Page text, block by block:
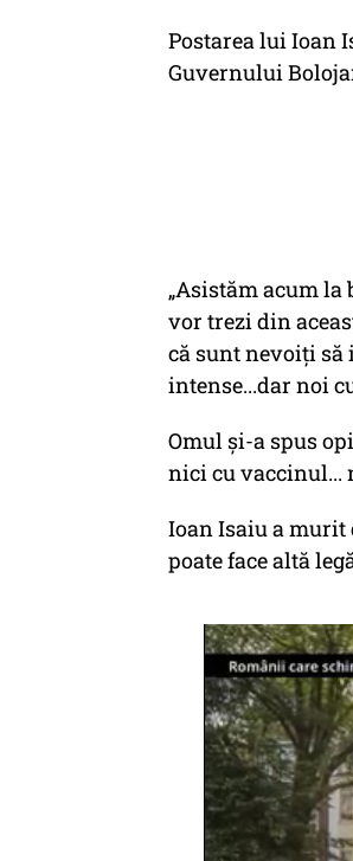
Postarea lui Ioan
Guvernului
„Asistăm acum
vor trezi din
că sunt nevoiți să
intense...dar noi
Omul și-a spus
nici cu vaccinul...
Ioan Isaiu a murit
poate face altă